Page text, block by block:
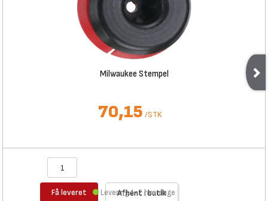
Milwaukee Stempel
70,15 /STK
Få leveret Afhent i butik
Levering 1-2 hverdage